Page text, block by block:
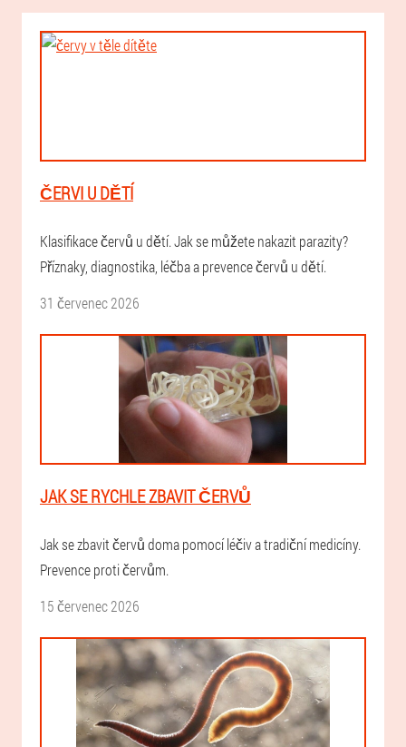
ČERVI U DĚTÍ
Klasifikace červů u dětí. Jak se můžete nakazit parazity?
Příznaky, diagnostika, léčba a prevence červů u dětí.
31 červenec 2026
JAK SE RYCHLE ZBAVIT ČERVŮ
Jak se zbavit červů doma pomocí léčiv a tradiční medicíny.
Prevence proti červům.
15 červenec 2026